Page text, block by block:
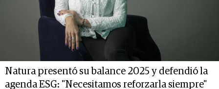
Natura presentó su balance 2025 y defendió la
agenda ESG: "Necesitamos reforzarla siempre"